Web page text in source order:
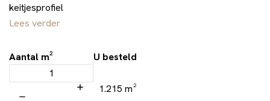
keitjesprofiel
Lees verder
Aantal m² U besteld
1.215 m²